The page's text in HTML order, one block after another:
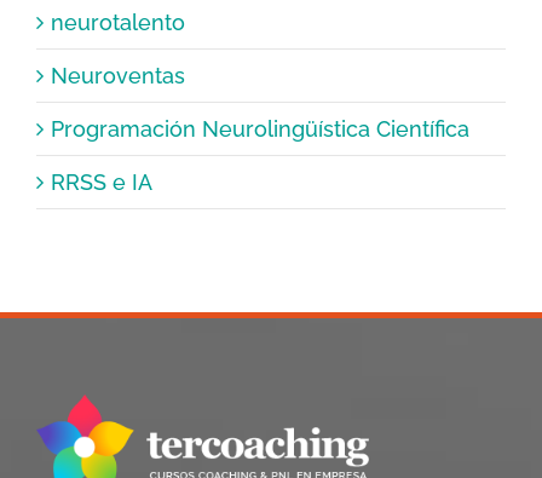
neurotalento
Neuroventas
Programación Neurolingüística Científica
RRSS e IA